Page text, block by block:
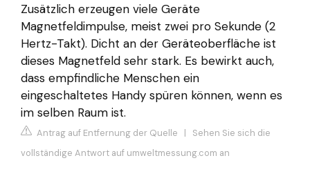
Zusätzlich erzeugen viele Geräte
Magnetfeldimpulse, meist zwei pro Sekunde (2
Hertz-Takt). Dicht an der Geräteoberfläche ist
dieses Magnetfeld sehr stark. Es bewirkt auch,
dass empfindliche Menschen ein
eingeschaltetes Handy spüren können, wenn es
im selben Raum ist.
Antrag auf Entfernung der Quelle | Sehen Sie sich die
vollständige Antwort auf umweltmessung.com an